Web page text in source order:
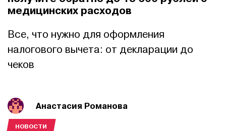
медицинских расходов
Все, что нужно для оформления
налогового вычета: от декларации до
чеков
Анастасия Романова
НОВОСТИ